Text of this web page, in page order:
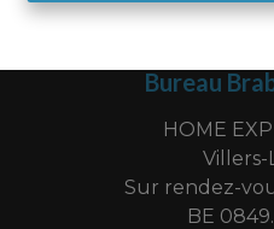
Bureau
HOME
Villers-
Sur rendez-
BE